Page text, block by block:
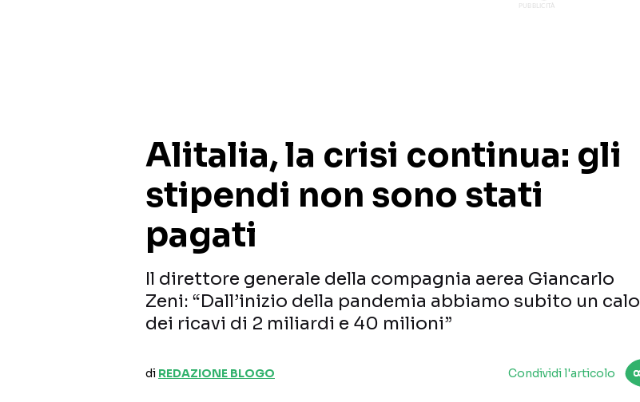
Alitalia, la crisi continua: gli
stipendi non sono stati
pagati
Il direttore generale della compagnia aerea Giancarlo
Zeni: “Dall’inizio della pandemia abbiamo subito un calo
dei ricavi di 2 miliardi e 40 milioni”
di REDAZIONE BLOGO Condividi l'articolo